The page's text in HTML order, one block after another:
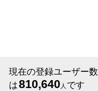
現在の登録ユーザー数
は810,640 人 です